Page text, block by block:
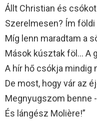
Állt Christian és
Szerelmesen? Ím földi
Míg lenn maradtam a
Mások kúsztak föl… A
A hír hő csókja mindig
De most, hogy vár az
Megnyugszom benne
És lángész Molière!”